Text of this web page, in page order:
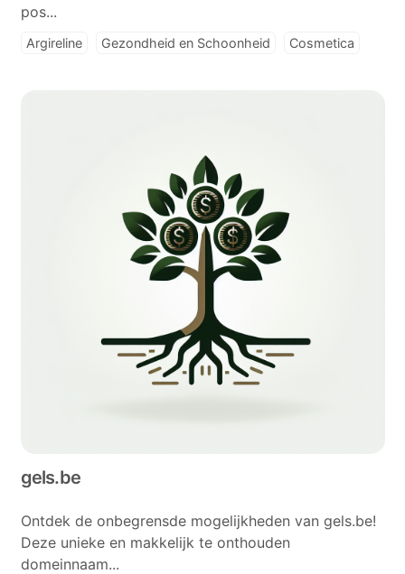
pos...
Argireline Gezondheid en Schoonheid Cosmetica
gels.be
Ontdek de onbegrensde mogelijkheden van gels.be!
Deze unieke en makkelijk te onthouden
domeinnaam...